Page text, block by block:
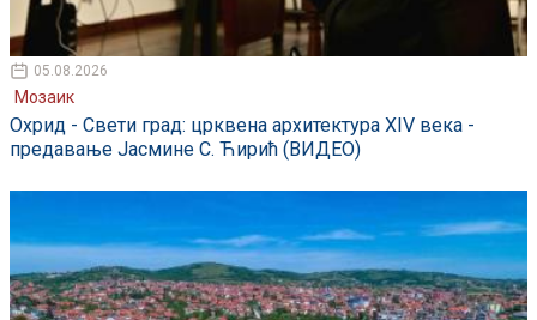
05.08.2026
Мозаик
Охрид - Свети град: црквена архитектура XIV века -
предавање Јасмине С. Ћирић (ВИДЕО)